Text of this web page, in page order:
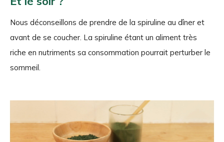
Nous déconseillons de prendre de la spiruline au dîner et
avant de se coucher. La spiruline étant un aliment très
riche en nutriments sa consommation pourrait perturber le
sommeil.